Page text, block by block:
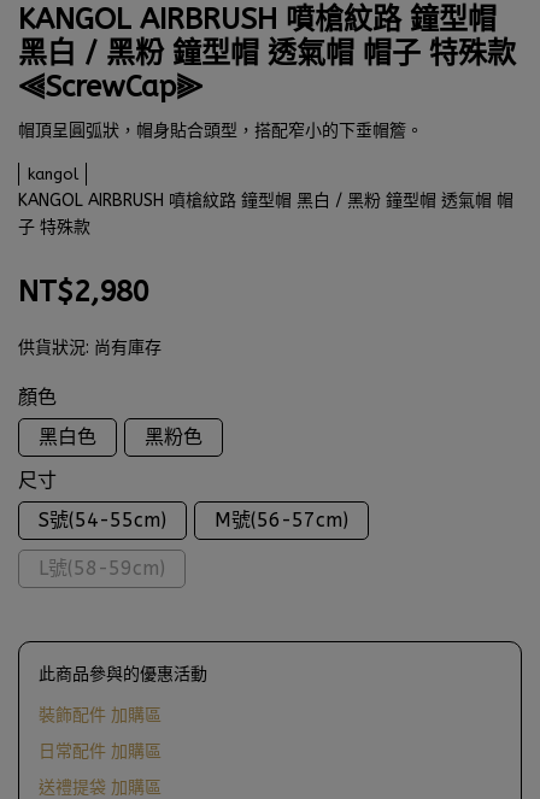
KANGOL AIRBRUSH 噴槍紋路 鐘型帽
黑白 / 黑粉 鐘型帽 透氣帽 帽子 特殊款
⫷ScrewCap⫸
帽頂呈圓弧狀，帽身貼合頭型，搭配窄小的下垂帽簷。
kangol
KANGOL AIRBRUSH 噴槍紋路 鐘型帽 黑白 / 黑粉 鐘型帽 透氣帽 帽
子 特殊款
NT$2,980
供貨狀況: 尚有庫存
顏色
黑白色
黑粉色
尺寸
S號(54-55cm)
M號(56-57cm)
L號(58-59cm)
此商品參與的優惠活動
裝飾配件 加購區
日常配件 加購區
送禮提袋 加購區